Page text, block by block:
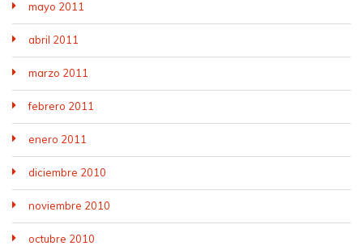
mayo 2011
abril 2011
marzo 2011
febrero 2011
enero 2011
diciembre 2010
noviembre 2010
octubre 2010